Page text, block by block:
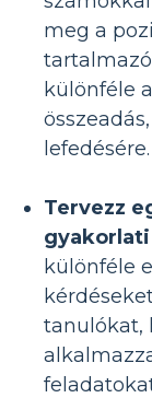
meg a
különféle
lefedésére.
Tervezz
különféle
tanulókat,